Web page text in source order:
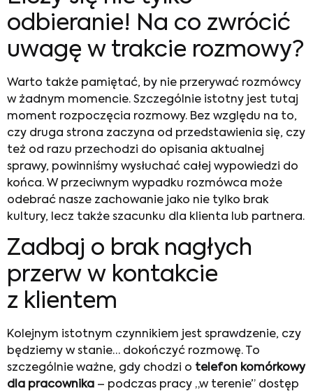
odbieranie! Na co zwrócić
uwagę w trakcie rozmowy?
Warto także pamiętać, by nie przerywać rozmówcy
w żadnym momencie. Szczególnie istotny jest tutaj
moment rozpoczęcia rozmowy. Bez względu na to,
czy druga strona zaczyna od przedstawienia się, czy
też od razu przechodzi do opisania aktualnej
sprawy, powinniśmy wysłuchać całej wypowiedzi do
końca. W przeciwnym wypadku rozmówca może
odebrać nasze zachowanie jako nie tylko brak
kultury, lecz także szacunku dla klienta lub partnera.
Zadbaj o brak nagłych
przerw w kontakcie
z klientem
Kolejnym istotnym czynnikiem jest sprawdzenie, czy
będziemy w stanie… dokończyć rozmowę. To
szczególnie ważne, gdy chodzi o telefon komórkowy
dla pracownika – podczas pracy „w terenie” dostęp